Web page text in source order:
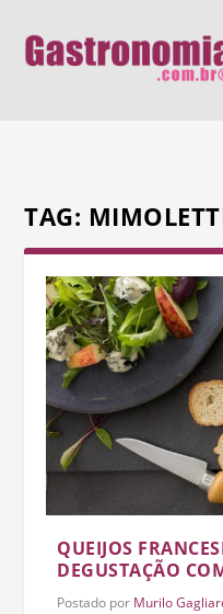
TAG:
QUEIJOS
DEGUSTAÇÃO
Postado por Murilo